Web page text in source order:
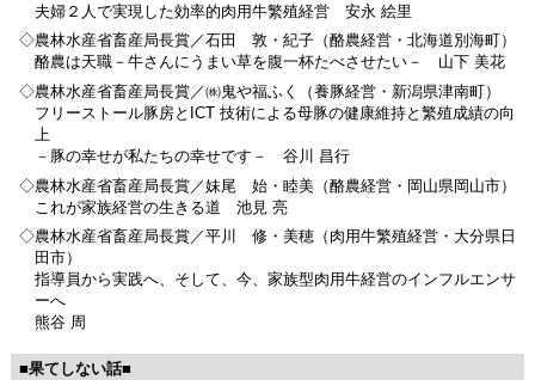
夫婦２人で実現した効率的肉用牛繁殖経営 安永 絵里
◇農林水産省畜産局長賞／石田 敦・紀子（酪農経営・北海道別海町）
酪農は天職－牛さんにうまい草を腹一杯たべさせたい－ 山下 美花
◇農林水産省畜産局長賞／㈱鬼や福ふく（養豚経営・新潟県津南町）
フリーストール豚房とICT 技術による母豚の健康維持と繁殖成績の向
上
－豚の幸せが私たちの幸せです－ 谷川 昌行
◇農林水産省畜産局長賞／妹尾 始・睦美（酪農経営・岡山県岡山市）
これが家族経営の生きる道 池見 亮
◇農林水産省畜産局長賞／平川 修・美穂（肉用牛繁殖経営・大分県日
田市）
指導員から実践へ、そして、今、家族型肉用牛経営のインフルエンサ
ーへ
熊谷 周
■果てしない話■